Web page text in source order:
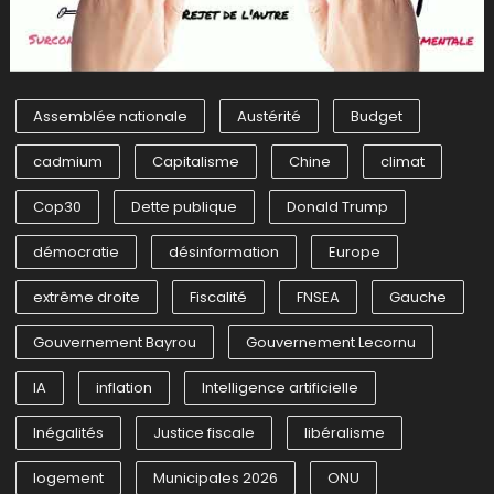
Assemblée nationale Austérité Budget
cadmium Capitalisme Chine climat
Cop30 Dette publique Donald Trump
démocratie désinformation Europe
extrême droite Fiscalité FNSEA Gauche
Gouvernement Bayrou Gouvernement Lecornu
IA inflation Intelligence artificielle
Inégalités Justice fiscale libéralisme
logement Municipales 2026 ONU